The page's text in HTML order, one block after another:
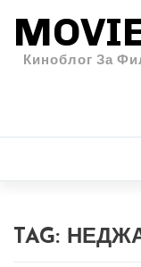
Киноблог За
TAG: